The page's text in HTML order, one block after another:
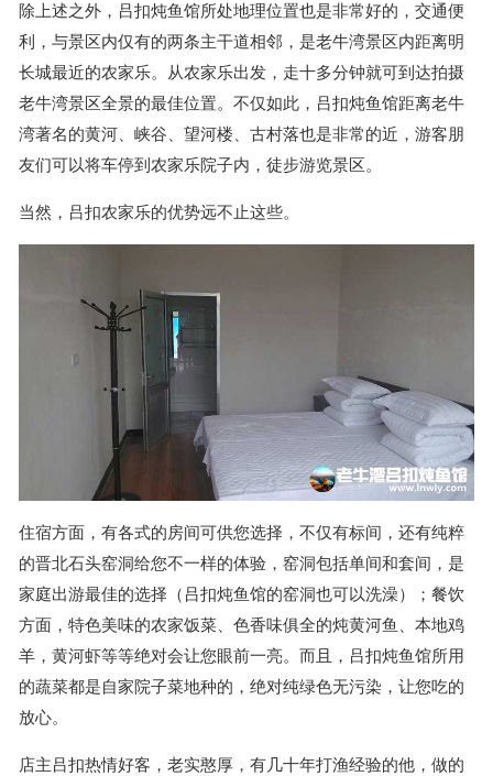
除上述之外，吕扣炖鱼馆所处地理位置也是非常好的，交通便
利，与景区内仅有的两条主干道相邻，是老牛湾景区内距离明
长城最近的农家乐。从农家乐出发，走十多分钟就可到达拍摄
老牛湾景区全景的最佳位置。不仅如此，吕扣炖鱼馆距离老牛
湾著名的黄河、峡谷、望河楼、古村落也是非常的近，游客朋
友们可以将车停到农家乐院子内，徒步游览景区。
当然，吕扣农家乐的优势远不止这些。
住宿方面，有各式的房间可供您选择，不仅有标间，还有纯粹
的晋北石头窑洞给您不一样的体验，窑洞包括单间和套间，是
家庭出游最佳的选择（吕扣炖鱼馆的窑洞也可以洗澡）；餐饮
方面，特色美味的农家饭菜、色香味俱全的炖黄河鱼、本地鸡
羊，黄河虾等等绝对会让您眼前一亮。而且，吕扣炖鱼馆所用
的蔬菜都是自家院子菜地种的，绝对纯绿色无污染，让您吃的
放心。
店主吕扣热情好客，老实憨厚，有几十年打渔经验的他，做的